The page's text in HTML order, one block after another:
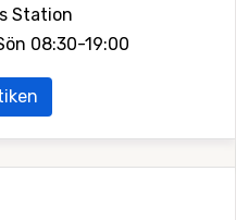
Station
08:30-19:00